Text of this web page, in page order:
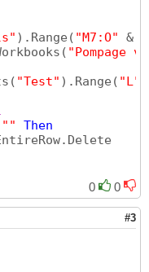
) .Range ( "M7:O"
&
( "Pompage
( "Test" ) .Range ( "L"
""
Then
0 0
#3